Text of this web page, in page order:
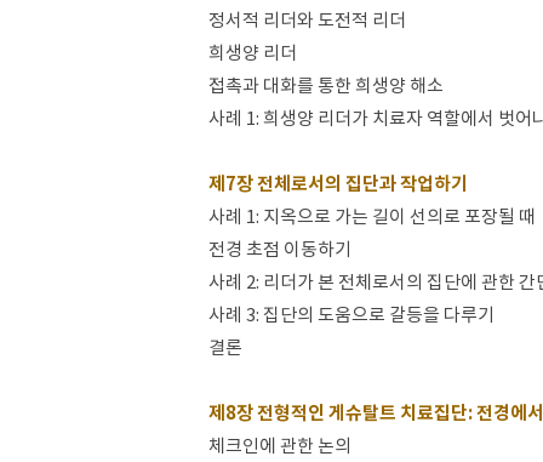
정서적 리더와 도전적 리더
희생양 리더
접촉과 대화를 통한 희생양 해소
사례 1: 희생양 리더가 치료자 역할에서 벗어
제7장 전체로서의 집단과 작업하기
사례 1: 지옥으로 가는 길이 선의로 포장될 때
전경 초점 이동하기
사례 2: 리더가 본 전체로서의 집단에 관한 간
사례 3: 집단의 도움으로 갈등을 다루기
결론
제8장 전형적인 게슈탈트 치료집단: 전경에
체크인에 관한 논의